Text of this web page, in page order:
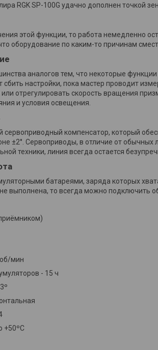
RGK SP-100G удачно дополнен точкой
этой функции, то работа немедленно
оборудование по каким-то причинам
аналогов тем, что некоторые
настройки, пока мастер проводит
отрегулировать скорость вращения
и условия освещения.
компенсатор, который
±2°. Сервоприводы, в отличие от
техники, линия всегда остается
батареями, заряда которых
выполнена, то всегда можно подключить
мин
- 15 ч
+50ºC